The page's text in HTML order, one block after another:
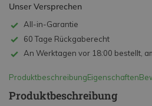
Unser Versprechen
All-in-Garantie
60 Tage Rückgaberecht
An Werktagen vor 18:00 bestellt,
ProduktbeschreibungEigenschaften
Produktbeschreibung